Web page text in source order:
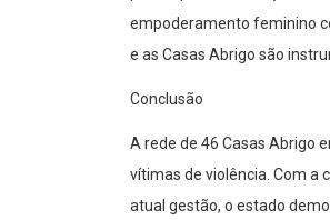
empoderamento feminino
e as Casas Abrigo são
Conclusão
A rede de 46 Casas Abrigo
vítimas de violência. Com a
atual gestão, o estado